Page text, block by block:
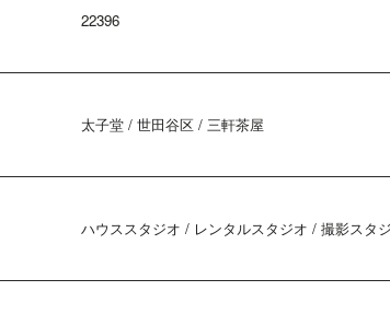
22396
太子堂 / 世田谷区 / 三軒茶屋
ハウススタジオ / レンタルスタジオ / 撮影スタ